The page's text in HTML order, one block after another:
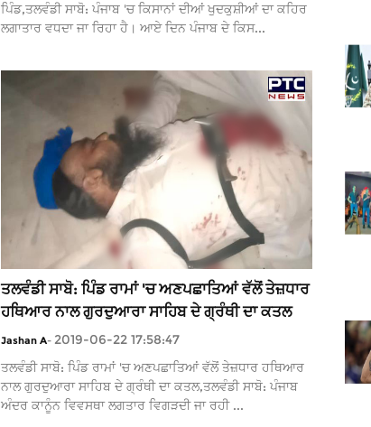
ਪਿੰਡ,ਤਲਵੰਡੀ ਸਾਬੋ: ਪੰਜਾਬ 'ਚ ਕਿਸਾਨਾਂ ਦੀਆਂ ਖੁਦਕੁਸ਼ੀਆਂ ਦਾ ਕਹਿਰ
ਲਗਾਤਾਰ ਵਧਦਾ ਜਾ ਰਿਹਾ ਹੈ। ਆਏ ਦਿਨ ਪੰਜਾਬ ਦੇ ਕਿਸ...
ਤਲਵੰਡੀ ਸਾਬੋ: ਪਿੰਡ ਰਾਮਾਂ 'ਚ ਅਣਪਛਾਤਿਆਂ ਵੱਲੋਂ ਤੇਜ਼ਧਾਰ
ਹਥਿਆਰ ਨਾਲ ਗੁਰਦੁਆਰਾ ਸਾਹਿਬ ਦੇ ਗ੍ਰੰਥੀ ਦਾ ਕਤਲ
Jashan A- 2019-06-22 17:58:47
ਤਲਵੰਡੀ ਸਾਬੋ: ਪਿੰਡ ਰਾਮਾਂ 'ਚ ਅਣਪਛਾਤਿਆਂ ਵੱਲੋਂ ਤੇਜ਼ਧਾਰ ਹਥਿਆਰ
ਨਾਲ ਗੁਰਦੁਆਰਾ ਸਾਹਿਬ ਦੇ ਗ੍ਰੰਥੀ ਦਾ ਕਤਲ,ਤਲਵੰਡੀ ਸਾਬੋ: ਪੰਜਾਬ
ਅੰਦਰ ਕਾਨੂੰਨ ਵਿਵਸਥਾ ਲਗਤਾਰ ਵਿਗੜਦੀ ਜਾ ਰਹੀ ...